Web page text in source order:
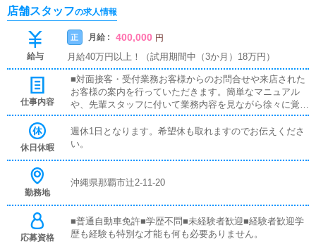
店舗スタッフの求人情報
給与
正 月給 : 400,000 円
月給40万円以上！（試用期間中（3か月）18万円）
仕事内容
■対面接客・受付業務お客様からのお問合せや来店された
お客様の案内を行っていただきます。簡単なマニュアル
や、先輩スタッフに付いて業務内容を見ながら徐々に覚え
ていただきますので、未経験の方でも安心して働けます。
■PC更新業務ヘブンネットなど、ポータルサイト等の店舗
情報更新作業を行っていただきます。キャストの出勤情報
来れば問題ありません。PCが苦手な人でも簡単にできま
ごしいただくため、店内の清掃や備品の管理・補充を行っ
ていただきます。受付・電話対応・清掃・ネット更新(簡
易作業)
休日休暇
週休1日となります。希望休も取れますのでお伝えくださ
い。
勤務地
沖縄県那覇市辻2-11-20
応募資格
■普通自動車免許■学歴不問■未経験者歓迎■経験者歓迎学
歴も経験も特別な才能も何も必要ありません。